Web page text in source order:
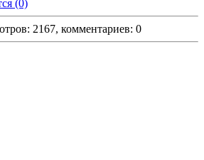
(0)
2167, комментариев: 0